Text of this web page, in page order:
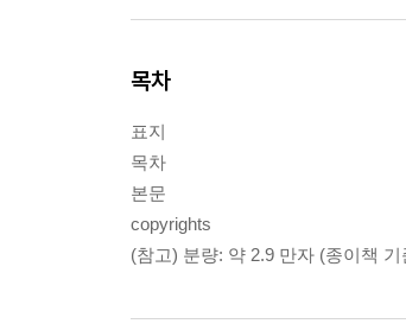
목차
표지
목차
본문
copyrights
(참고) 분량: 약 2.9 만자 (종이책 기